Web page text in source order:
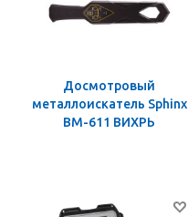
Досмотровый
металлоискатель Sphinx
ВМ-611 ВИХРЬ